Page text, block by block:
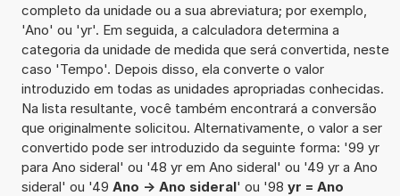
completo da unidade ou a sua abreviatura; por exemplo,
'Ano' ou 'yr'. Em seguida, a calculadora determina a
categoria da unidade de medida que será convertida, neste
caso 'Tempo'. Depois disso, ela converte o valor
introduzido em todas as unidades apropriadas conhecidas.
Na lista resultante, você também encontrará a conversão
que originalmente solicitou. Alternativamente, o valor a ser
convertido pode ser introduzido da seguinte forma: '99 yr
para Ano sideral' ou '48 yr em Ano sideral' ou '49 yr a Ano
sideral' ou '49 Ano -> Ano sideral' ou '98 yr = Ano